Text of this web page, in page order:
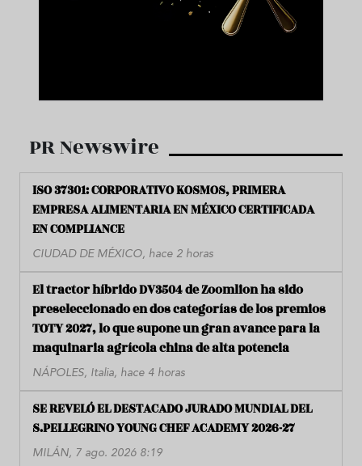
PR Newswire
ISO 37301: CORPORATIVO KOSMOS, PRIMERA
EMPRESA ALIMENTARIA EN MÉXICO CERTIFICADA
EN COMPLIANCE
CIUDAD DE MÉXICO, hace 2 horas
El tractor híbrido DV3504 de Zoomlion ha sido
preseleccionado en dos categorías de los premios
TOTY 2027, lo que supone un gran avance para la
maquinaria agrícola china de alta potencia
NÁPOLES, Italia, hace 4 horas
SE REVELÓ EL DESTACADO JURADO MUNDIAL DEL
S.PELLEGRINO YOUNG CHEF ACADEMY 2026-27
MILÁN, 7 ago. 2026 8:19